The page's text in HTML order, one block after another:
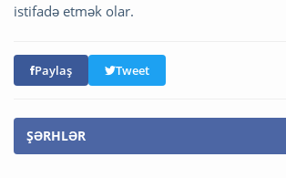
istifadə etmək olar.
Paylaş Tweet
ŞƏRHLƏR